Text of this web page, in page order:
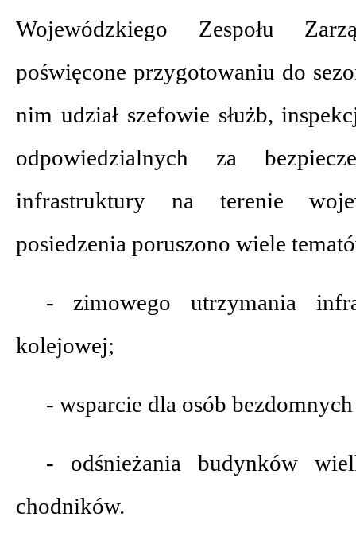
Wojewódzkiego Zespołu
poświęcone przygotowaniu do
nim udział szefowie służb,
odpowiedzialnych za
infrastruktury na terenie
posiedzenia poruszono wiele
- zimowego utrzymania
kolejowej;
- wsparcie dla osób
- odśnieżania budynków
chodników.